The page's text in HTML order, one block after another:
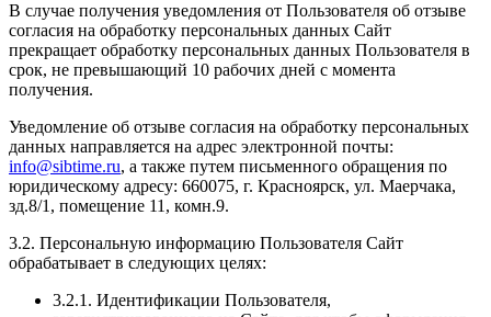
В случае получения уведомления от Пользователя об отзыве
согласия на обработку персональных данных Сайт
прекращает обработку персональных данных Пользователя в
срок, не превышающий 10 рабочих дней с момента
получения.
Уведомление об отзыве согласия на обработку персональных
данных направляется на адрес электронной почты:
info@sibtime.ru, а также путем письменного обращения по
юридическому адресу: 660075, г. Красноярск, ул. Маерчака,
зд.8/1, помещение 11, комн.9.
3.2. Персональную информацию Пользователя Сайт
обрабатывает в следующих целях:
3.2.1. Идентификации Пользователя,